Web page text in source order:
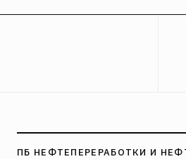
ПБ НЕФТЕПЕРЕРАБОТКИ И